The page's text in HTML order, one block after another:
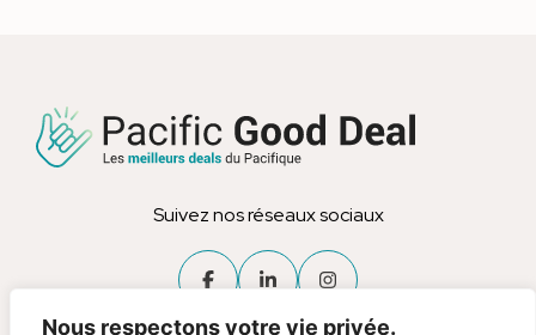
Nous respectons votre vie privée.
Suivez nos réseaux sociaux